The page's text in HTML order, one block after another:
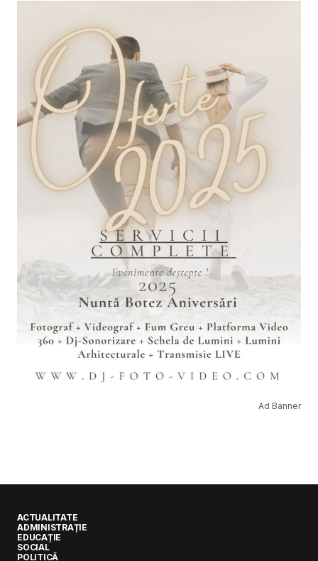
Ad Banner
ACTUALITATE
ADMINISTRAȚIE
EDUCAȚIE
SOCIAL
POLITICĂ